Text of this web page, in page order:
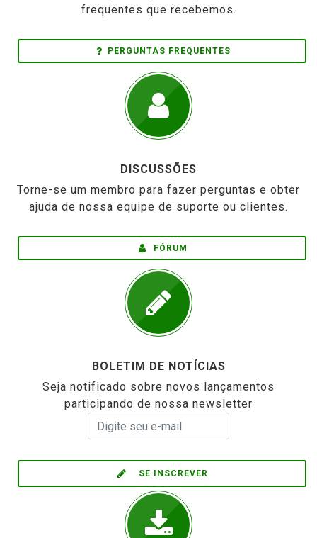
frequentes que recebemos.
PERGUNTAS FREQUENTES
DISCUSSÕES
Torne-se um membro para fazer perguntas e obter
ajuda de nossa equipe de suporte ou clientes.
FÓRUM
BOLETIM DE NOTÍCIAS
Seja notificado sobre novos lançamentos
participando de nossa newsletter
SE INSCREVER